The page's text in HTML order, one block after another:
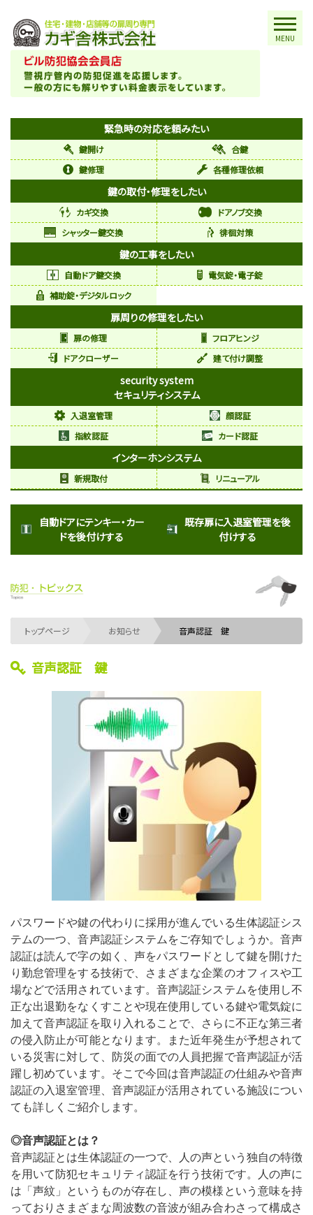
MENU
緊急時の対応を頼みたい
鍵開け
合鍵
鍵修理
各種修理依頼
鍵の取付・修理をしたい
カギ交換
ドアノブ交換
シャッター鍵交換
徘徊対策
鍵の工事をしたい
自動ドア鍵交換
電気錠・電子錠
補助錠・デジタルロック
扉周りの修理をしたい
扉の修理
フロアヒンジ
ドアクローザー
建て付け調整
security system
セキュリティシステム
入退室管理
顔認証
指紋認証
カード認証
インターホンシステム
新規取付 リニューアル
自動ドアにテンキー・カー
ドを後付けする
既存扉に入退室管理を後
付けする
トップページ お知らせ 音声認証 鍵
音声認証 鍵
パスワードや鍵の代わりに採用が進んでいる生体認証シス
テムの一つ、音声認証システムをご存知でしょうか。音声
認証は読んで字の如く、声をパスワードとして鍵を開けた
り勤怠管理をする技術で、さまざまな企業のオフィスや工
場などで活用されています。音声認証システムを使用し不
正な出退勤をなくすことや現在使用している鍵や電気錠に
加えて音声認証を取り入れることで、さらに不正な第三者
の侵入防止が可能となります。また近年発生が予想されて
いる災害に対して、防災の面での人員把握で音声認証が活
躍し初めています。そこで今回は音声認証の仕組みや音声
認証の入退室管理、音声認証が活用されている施設につい
ても詳しくご紹介します。
◎音声認証とは？
音声認証とは生体認証の一つで、人の声という独自の特徴
を用いて防犯セキュリティ認証を行う技術です。人の声に
は「声紋」というものが存在し、声の模様という意味を持
っておりさまざまな周波数の音波が組み合わさって構成さ